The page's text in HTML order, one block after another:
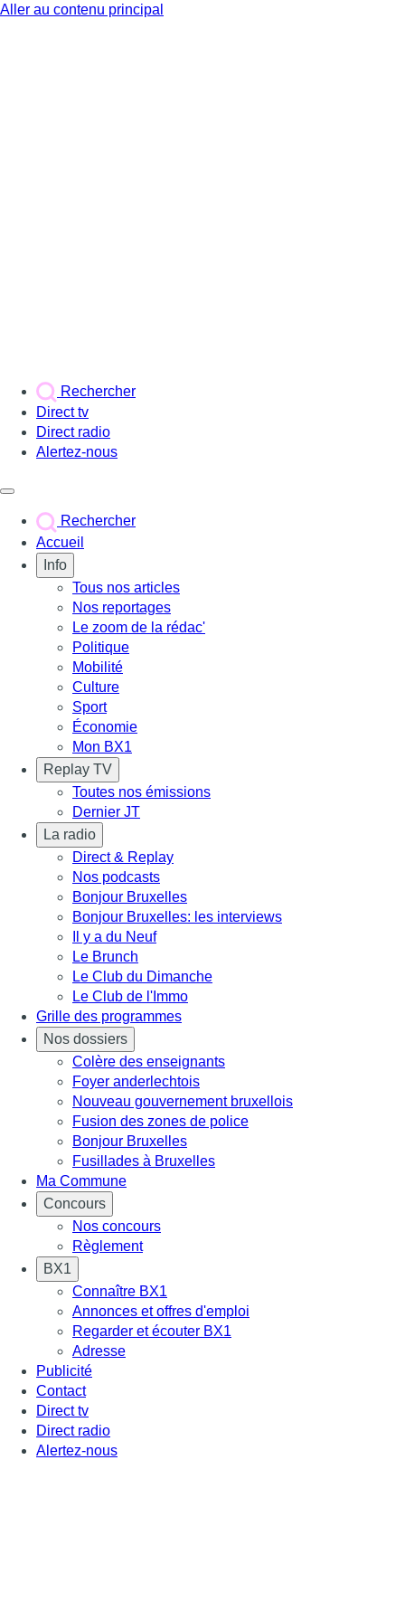
Aller au contenu principal
Rechercher
Direct tv
Direct radio
Alertez-nous
Rechercher
Accueil
Info
Tous nos articles
Nos reportages
Le zoom de la rédac'
Politique
Mobilité
Culture
Sport
Économie
Mon BX1
Replay TV
Toutes nos émissions
Dernier JT
La radio
Direct & Replay
Nos podcasts
Bonjour Bruxelles
Bonjour Bruxelles: les interviews
Il y a du Neuf
Le Brunch
Le Club du Dimanche
Le Club de l'Immo
Grille des programmes
Nos dossiers
Colère des enseignants
Foyer anderlechtois
Nouveau gouvernement bruxellois
Fusion des zones de police
Bonjour Bruxelles
Fusillades à Bruxelles
Ma Commune
Concours
Nos concours
Règlement
BX1
Connaître BX1
Annonces et offres d'emploi
Regarder et écouter BX1
Adresse
Publicité
Contact
Direct tv
Direct radio
Alertez-nous